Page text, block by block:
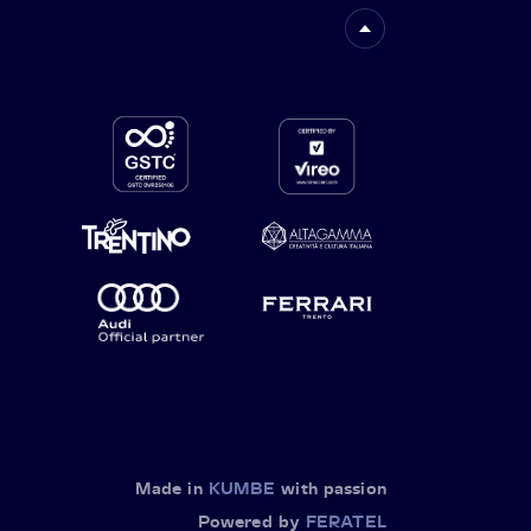
Made in KUMBE with passion
Powered by FERATEL